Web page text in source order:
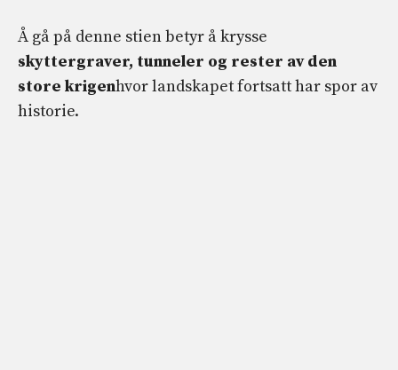
Å gå på denne stien betyr å krysse
skyttergraver, tunneler og rester av den
store krigenhvor landskapet fortsatt har spor av
historie.